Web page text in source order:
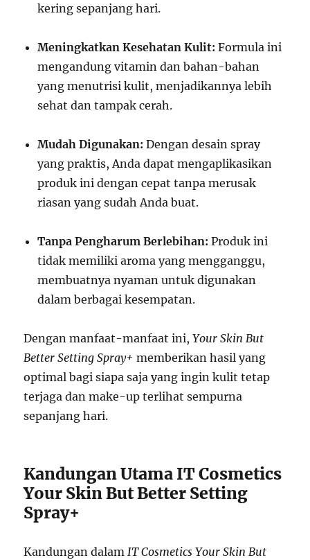
kering sepanjang hari.
Meningkatkan Kesehatan Kulit: Formula ini
mengandung vitamin dan bahan-bahan
yang menutrisi kulit, menjadikannya lebih
sehat dan tampak cerah.
Mudah Digunakan: Dengan desain spray
yang praktis, Anda dapat mengaplikasikan
produk ini dengan cepat tanpa merusak
riasan yang sudah Anda buat.
Tanpa Pengharum Berlebihan: Produk ini
tidak memiliki aroma yang mengganggu,
membuatnya nyaman untuk digunakan
dalam berbagai kesempatan.
Dengan manfaat-manfaat ini,Your Skin But
Better Setting Spray+ memberikan hasil yang
optimal bagi siapa saja yang ingin kulit tetap
terjaga dan make-up terlihat sempurna
sepanjang hari.
Kandungan Utama IT Cosmetics
Your Skin But Better Setting
Spray+
Kandungan dalam IT Cosmetics Your Skin But